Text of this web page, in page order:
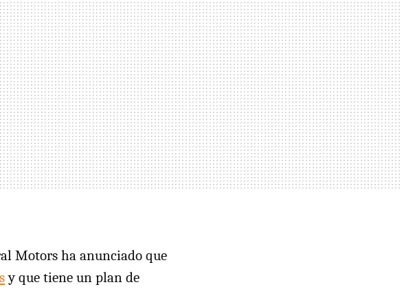
Motors ha anunciado que
y que tiene un plan de